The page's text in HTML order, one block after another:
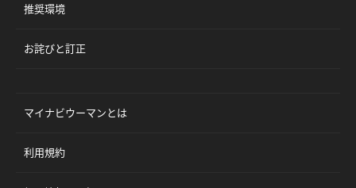
推奨環境
お詫びと訂正
マイナビウーマンとは
利用規約